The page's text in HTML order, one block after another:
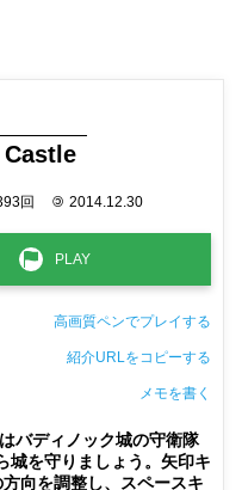
回 © 2014.12.30
高画質ペンでプレイする
紹介URLをコピーする
メモを書く
バディノック城の守衛隊
城を守りましょう。矢印キ
向を調整し、スペースキ